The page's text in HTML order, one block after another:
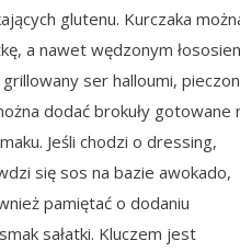
glutenu. Kurczaka
a nawet wędzonym
ser halloumi,
dodać brokuły gotowane
Jeśli chodzi o dressing,
się sos na bazie awokado,
pamiętać o dodaniu
sałatki. Kluczem jest